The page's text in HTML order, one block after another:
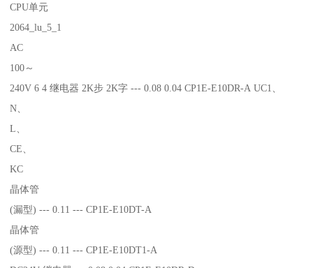
CPU单元
2064_lu_5_1
AC
100～
240V 6 4 继电器 2K步 2K字 --- 0.08 0.04 CP1E-E10DR-A UC1、
N、
L、
CE、
KC
晶体管
(漏型) --- 0.11 --- CP1E-E10DT-A
晶体管
(源型) --- 0.11 --- CP1E-E10DT1-A